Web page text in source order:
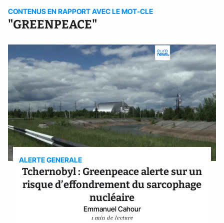
CONTENUS EN RAPPORT AVEC LE MOT-CLE
"GREENPEACE"
ALERTE GENERALE
Tchernobyl : Greenpeace alerte sur un
risque d’effondrement du sarcophage
nucléaire
Emmanuel Cahour
1 min de lecture